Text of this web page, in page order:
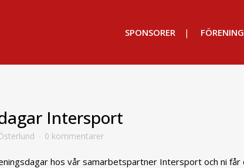
SPONSORER
Intersport
0 kommentarer
hos vår samarbetspartner Intersport och ni får